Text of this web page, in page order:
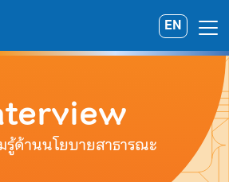
EN
รู้ด้านนโยบายสาธารณะ